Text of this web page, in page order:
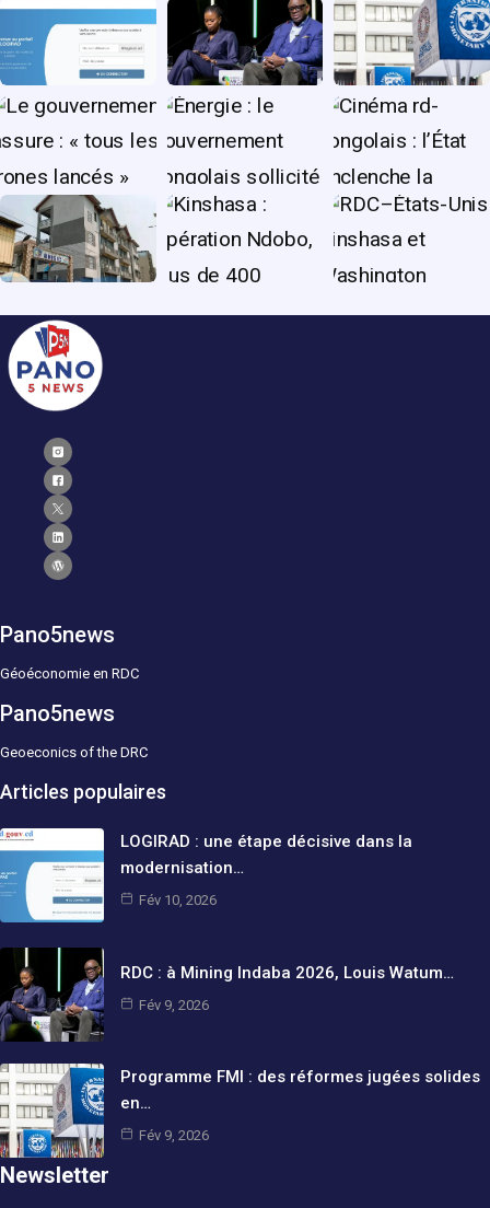
Pano5news
Géoéconomie en RDC
Pano5news
Geoeconics of the DRC
Articles populaires
LOGIRAD : une étape décisive dans la
modernisation…
Fév 10, 2026
RDC : à Mining Indaba 2026, Louis Watum…
Fév 9, 2026
Programme FMI : des réformes jugées solides
en…
Fév 9, 2026
Newsletter